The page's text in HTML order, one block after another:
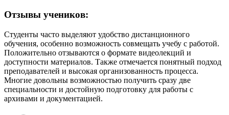
Отзывы учеников:
Студенты часто выделяют удобство дистанционного
обучения, особенно возможность совмещать учебу с работой.
Положительно отзываются о формате видеолекций и
доступности материалов. Также отмечается понятный подход
преподавателей и высокая организованность процесса.
Многие довольны возможностью получить сразу две
специальности и достойную подготовку для работы с
архивами и документацией.